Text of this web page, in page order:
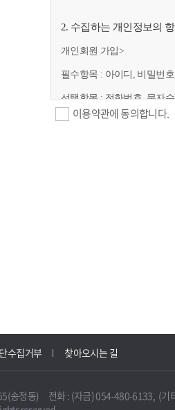
2. 수집하는 개인정보의
개인회원 가입>
필수항목 : 아이디, 비밀번
선택항목 : 전화번호, 문자
필수항목 : 사업자등록번
니다.
불필요하게 되었을 때에는
이용약관에 동의합니다.
수집거부 찾아오시는 길
송정동) 전화 : (자금) 054-480-6133, (기